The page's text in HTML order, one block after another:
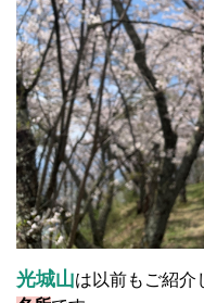
光城山は以前もご紹介